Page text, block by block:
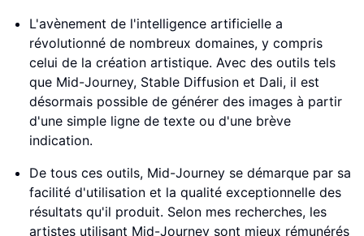
L'avènement de l'intelligence artificielle a
révolutionné de nombreux domaines, y compris
celui de la création artistique. Avec des outils tels
que Mid-Journey, Stable Diffusion et Dali, il est
désormais possible de générer des images à partir
d'une simple ligne de texte ou d'une brève
indication.
De tous ces outils, Mid-Journey se démarque par sa
facilité d'utilisation et la qualité exceptionnelle des
résultats qu'il produit. Selon mes recherches, les
artistes utilisant Mid-Journey sont mieux rémunérés